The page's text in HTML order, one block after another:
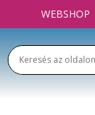
WEBSHOP